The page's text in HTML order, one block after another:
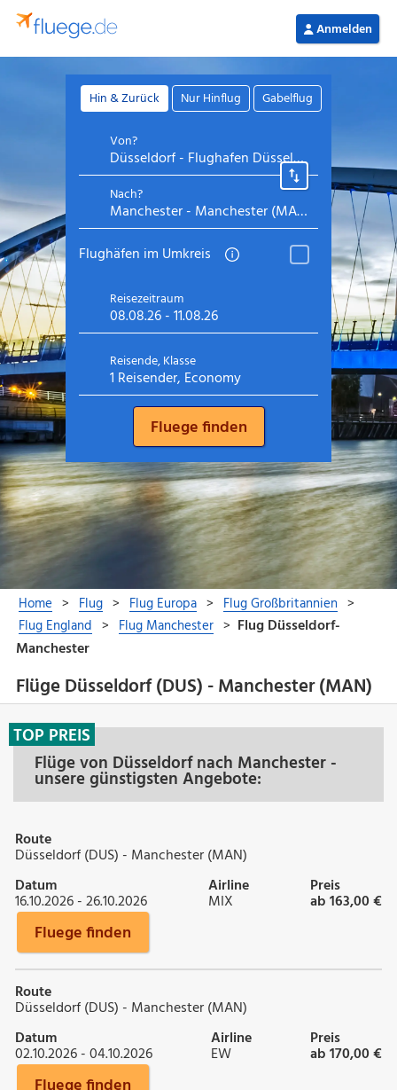
Flüge Düsseldorf (DUS) - Manchester (MAN)
Flüge von Düsseldorf nach Manchester -
unsere günstigsten Angebote:
TOP PREIS
Route
Düsseldorf (DUS) - Manchester (MAN)
Datum
16.10.2026 - 26.10.2026
Airline
MIX
Preis
ab 163,00 €
Fluege finden
Route
Düsseldorf (DUS) - Manchester (MAN)
Datum
02.10.2026 - 04.10.2026
Airline
EW
Preis
ab 170,00 €